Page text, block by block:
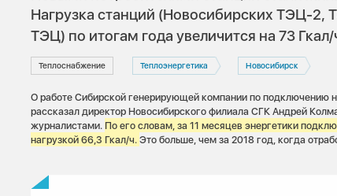
Нагрузка станций (Новосибирских ТЭЦ-
ТЭЦ) по итогам года увеличится на 73 Гкал/
Теплоснабжение Теплоэнергетика Новосибирск
О работе Сибирской генерирующей компании по подключению
рассказал директор Новосибирского филиала СГК Андрей
журналистами. По его словам, за 11 месяцев энергетики
нагрузкой 66,3 Гкал/ч.Это больше, чем за 2018 год, когда